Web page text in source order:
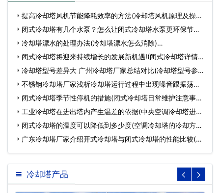
提高冷却塔风机节能降耗效率的方法(冷却塔风机原理及操作)
… 闭式冷却塔有几个水泵？怎么让闭式冷却塔水泵更环保节能
和保…
冷却塔漂水的处理办法(冷却塔漂水怎么消除)…
闭式冷却塔将迎来持续增长的发展新机遇!(闭式冷却塔详情)
… 冷却塔型号差异大 广州冷却塔厂家总结对比(冷却塔型号参
数…不锈钢冷却塔厂家浅析冷却塔运行过程中出现噪音跟振荡该
怎…闭式冷却塔季节性停机的措施(闭式冷却塔日常维护注意事项)
… 工业冷却塔在进出塔内产生温差的依据(中央空调冷却塔进出
水…闭式冷却塔的温度可以降低到多少度(空调冷却塔的冷却方式)
… 广东冷却塔厂家介绍开式冷却塔与闭式冷却塔的性能比较(广
东…
冷却塔产品